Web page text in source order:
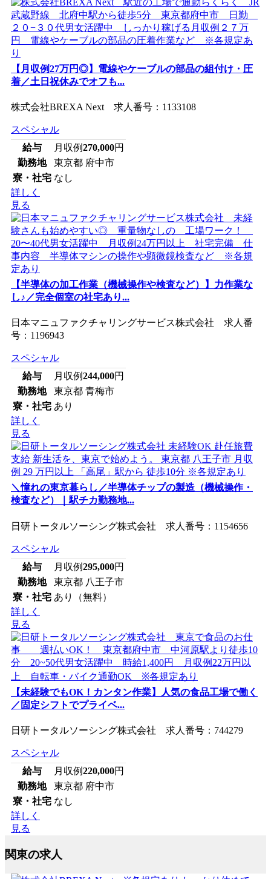
【月収例27万円◎】電線やケーブルの部品の組付け・圧
着／土日祝休みでオフも...
株式会社BREXA Next 求人番号：1133108
スペシャル
給与
月収例270,000円
勤務地
東京都 府中市
寮・社宅 なし
詳しく
見る
【半導体の加工作業（機械操作や検査など）】力作業な
し♪／完全個室の社宅あり...
日本マニュファクチャリングサービス株式会社 求人番
号：1196943
スペシャル
給与
月収例244,000円
勤務地
東京都 青梅市
寮・社宅 あり
詳しく
見る
＼憧れの東京暮らし／半導体チップの製造（機械操作・
検査など）｜駅チカ勤務地...
日研トータルソーシング株式会社 求人番号：1154656
スペシャル
給与
月収例295,000円
勤務地
東京都 八王子市
寮・社宅 あり（無料）
詳しく
見る
【未経験でもOK！カンタン作業】人気の食品工場で働く
／固定シフトでプライベ...
日研トータルソーシング株式会社 求人番号：744279
スペシャル
給与
月収例220,000円
勤務地
東京都 府中市
寮・社宅 なし
詳しく
見る
関東の求人